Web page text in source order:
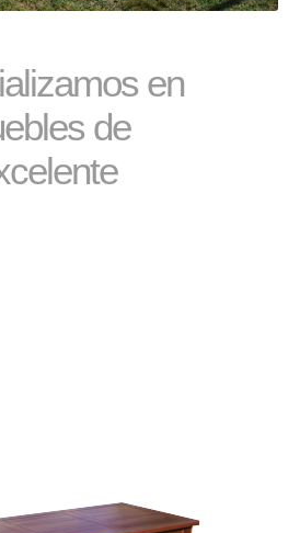
en
de